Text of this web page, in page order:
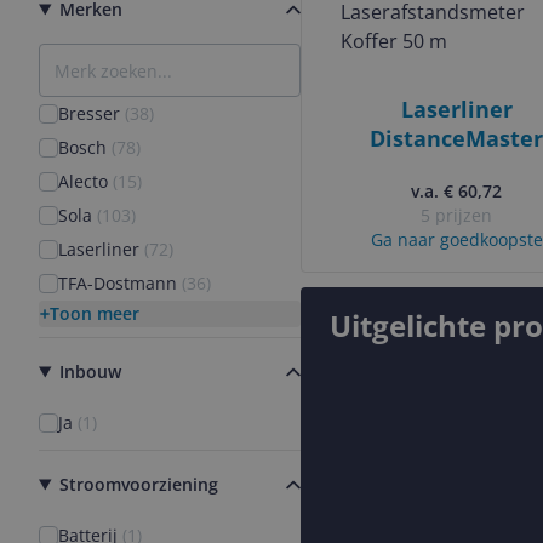
Merken
Bresser (38)
Bosch (78)
Alecto (15)
Sola (103)
Laserliner (72)
TFA-Dostmann (36)
Toon meer
Inbouw
Ja (1 )
Stroomvoorziening
Batterij (1 )
Laserliner
DistanceMaster
Koffer 50 m
v.a. € 60,72
5 prijzen
Ga naar goedkoopste
Uitgelichte